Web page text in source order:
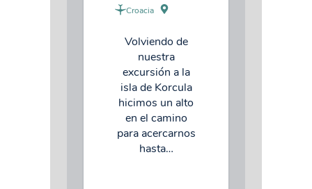
Croacia
Volviendo de
nuestra
excursión a la
isla de Korcula
hicimos un alto
en el camino
para acercarnos
hasta…